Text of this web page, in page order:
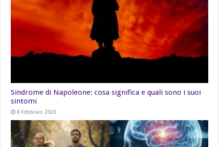
Sindrome di Napoleone: cosa significa e quali sono i suoi
sintomi
8 Febbraio 2026